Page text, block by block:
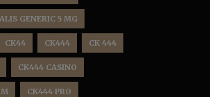
GENERIC 5 MG
CK44 CK444 CK 444
CK444 CASINO
CK444 PRO